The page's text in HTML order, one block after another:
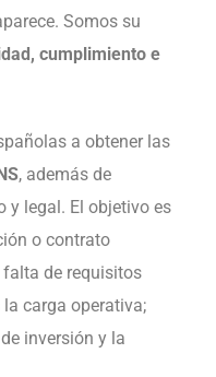
Somos su
cumplimiento e
a obtener las
, además de
y legal. El objetivo es
o contrato
de requisitos
carga operativa;
inversión y la